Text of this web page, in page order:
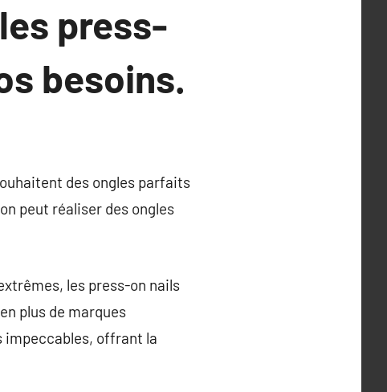
press-
besoins.
des ongles parfaits
peut réaliser des ongles
les press-on nails
plus de marques
impeccables, offrant la